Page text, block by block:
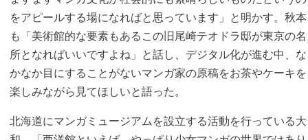
をアピールする場になればと思っています」と明かす。秋本
も「美術館的な要素もあるこの旧尾崎テオドラ邸が東京の名
所となればいいですよね」と話し、デジタル化が進む中、な
かなか目にすることがないマンガ家の原稿をお茶やケーキを
楽しみながら見てほしいと語った。
北海道にマンガミュージアムを設立する活動を行っている大